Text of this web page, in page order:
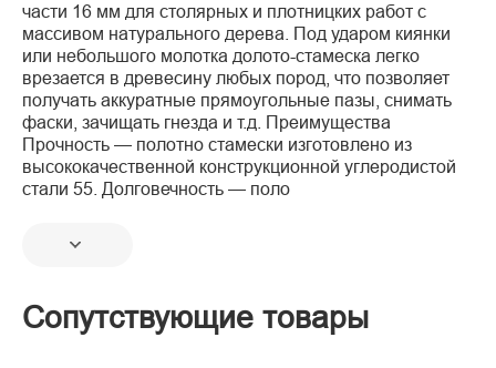
части 16 мм для столярных и плотницких работ с
массивом натурального дерева. Под ударом киянки
или небольшого молотка долото-стамеска легко
врезается в древесину любых пород, что позволяет
получать аккуратные прямоугольные пазы, снимать
фаски, зачищать гнезда и т.д. Преимущества
Прочность — полотно стамески изготовлено из
высококачественной конструкционной углеродистой
стали 55. Долговечность — поло
Сопутствующие товары